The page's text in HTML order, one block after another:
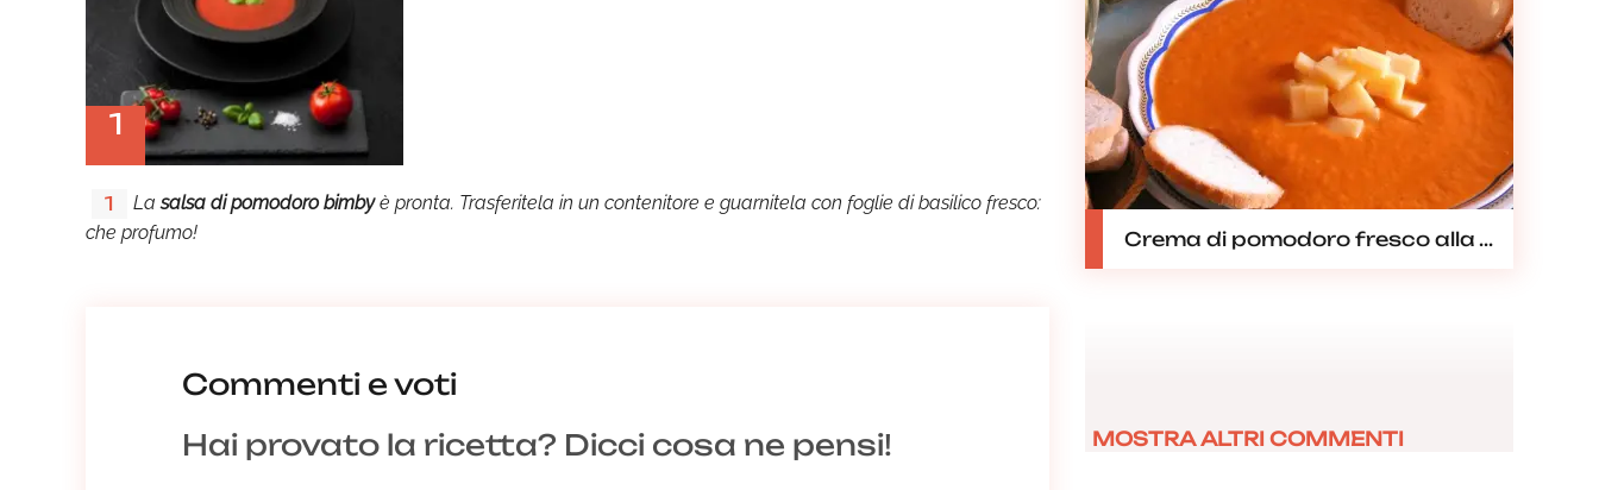
1
1 Lasalsa di pomodoro bimbyè pronta. Trasferitela in un contenitore e guarnitela con foglie di basilico fresco:
che profumo!
Crema di pomodoro fresco alla ...
Commenti e voti
Hai provato la ricetta? Dicci cosa ne pensi!
MOSTRA ALTRI COMMENTI